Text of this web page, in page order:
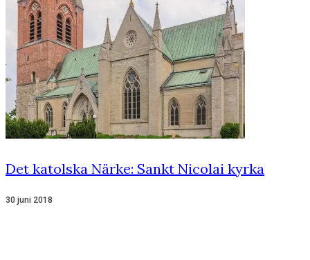
Det katolska Närke: Sankt Nicolai kyrka
30 juni 2018